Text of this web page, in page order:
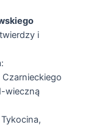
i
wieczną